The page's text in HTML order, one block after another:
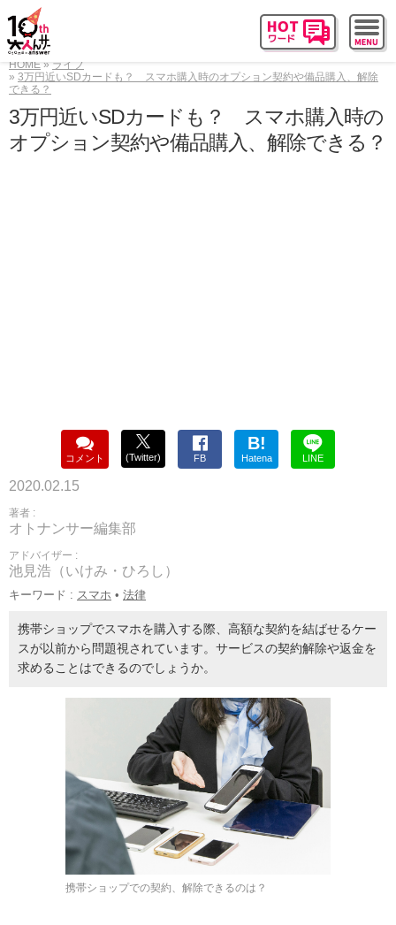
HOME
ライフ
3万円近いSDカードも？ スマホ購入時のオプション契約や備品購入、解除
できる？
3万円近いSDカードも？ スマホ購入時の
オプション契約や備品購入、解除できる？
コメント (Twitter) FB
B!
Hatena LINE
2020.02.15
著者 :
オトナンサー編集部
アドバイザー :
池見浩（いけみ・ひろし）
キーワード : スマホ • 法律
携帯ショップでスマホを購入する際、高額な契約を結ばせるケー
スが以前から問題視されています。サービスの契約解除や返金を
求めることはできるのでしょうか。
携帯ショップでの契約、解除できるのは？